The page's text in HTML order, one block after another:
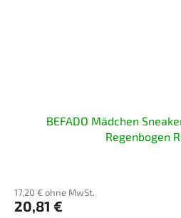
BEFADO Mädchen
Regenbogen
17,20 € ohne MwSt.
20,81 €